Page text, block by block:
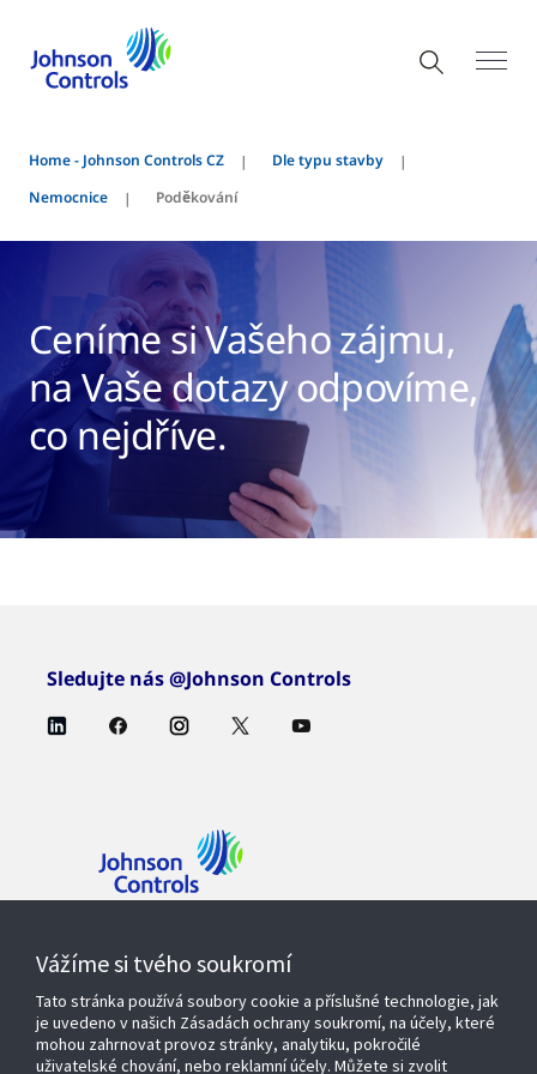
Home - Johnson Controls CZ
Dle typu stavby
Nemocnice
Poděkování
Ceníme si Vašeho zájmu,
na Vaše dotazy odpovíme,
co nejdříve.
Sledujte nás @Johnson Controls
Produkty a řešení
Vážíme si tvého soukromí
Tato stránka používá soubory cookie a příslušné technologie, jak
je uvedeno v našich Zásadách ochrany soukromí, na účely, které
mohou zahrnovat provoz stránky, analytiku, pokročilé
uživatelské chování, nebo reklamní účely. Můžete si zvolit